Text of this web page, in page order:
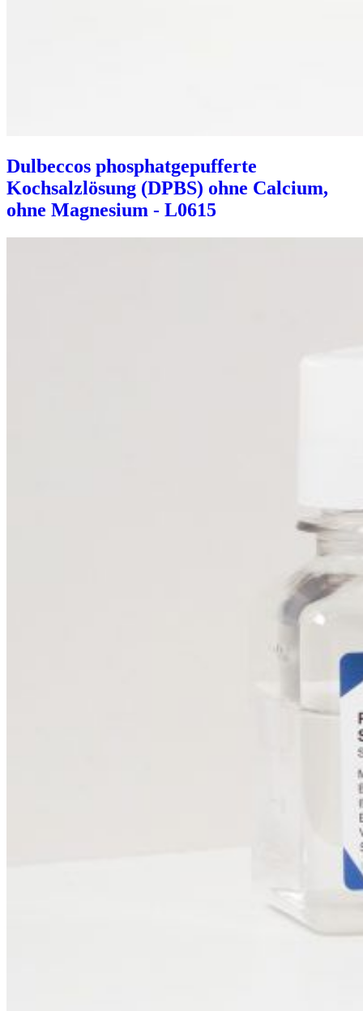
Dulbeccos phosphatgepufferte
Kochsalzlösung (DPBS) ohne Calcium,
ohne Magnesium - L0615